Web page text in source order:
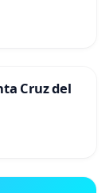
Cruz del